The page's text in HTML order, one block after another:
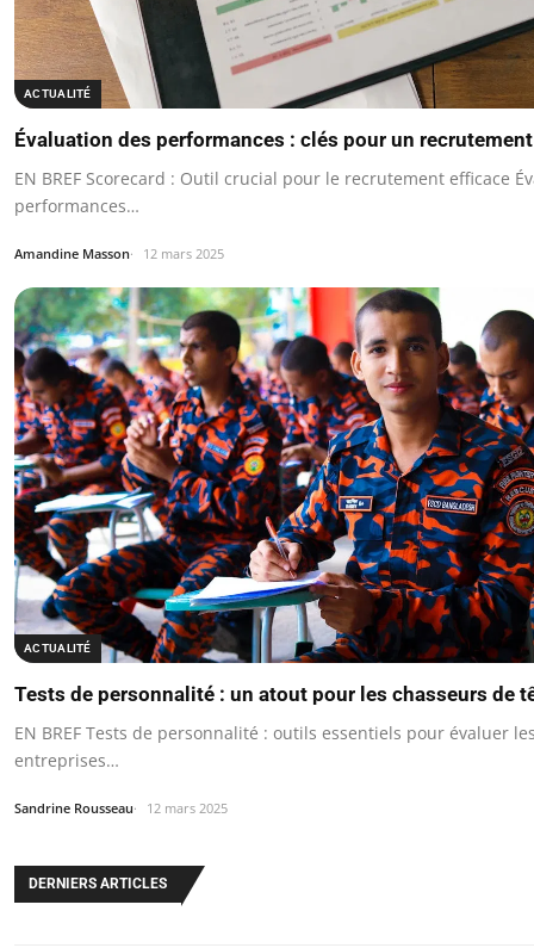
ACTUALITÉ
Évaluation des performances : clés pour un
EN BREF Scorecard : Outil crucial pour le recrutement efficace
performances…
Amandine Masson 12 mars 2025
ACTUALITÉ
Tests de personnalité : un atout pour les chasseurs de
EN BREF Tests de personnalité : outils essentiels pour évaluer
entreprises…
Sandrine Rousseau 12 mars 2025
DERNIERS ARTICLES